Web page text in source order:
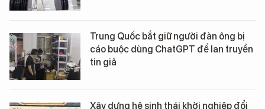
Trung Quốc bắt giữ người đàn ông bị
cáo buộc dùng ChatGPT để lan truyền
tin giả
Xây dựng hệ sinh thái khởi nghiệp đổi